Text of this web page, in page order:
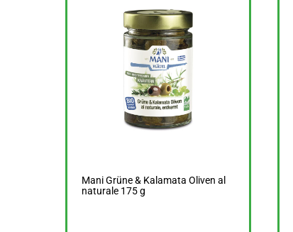
Mani Grüne & Kalamata Oliven al
naturale 175 g